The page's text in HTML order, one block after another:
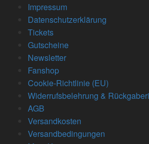
Impressum
Datenschutzerklärung
Tickets
Gutscheine
Newsletter
Fanshop
Cookie-Richtlinie (EU)
Widerrufsbelehrung &
AGB
Versandkosten
Versandbedingungen